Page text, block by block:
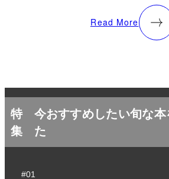
Read More
特
集
今おすすめしたい旬な
た
#01